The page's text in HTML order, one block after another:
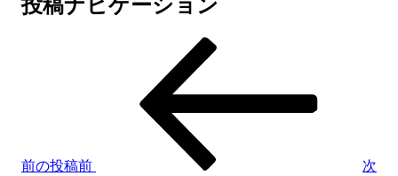
投稿ナビゲーション
前の投稿前
次